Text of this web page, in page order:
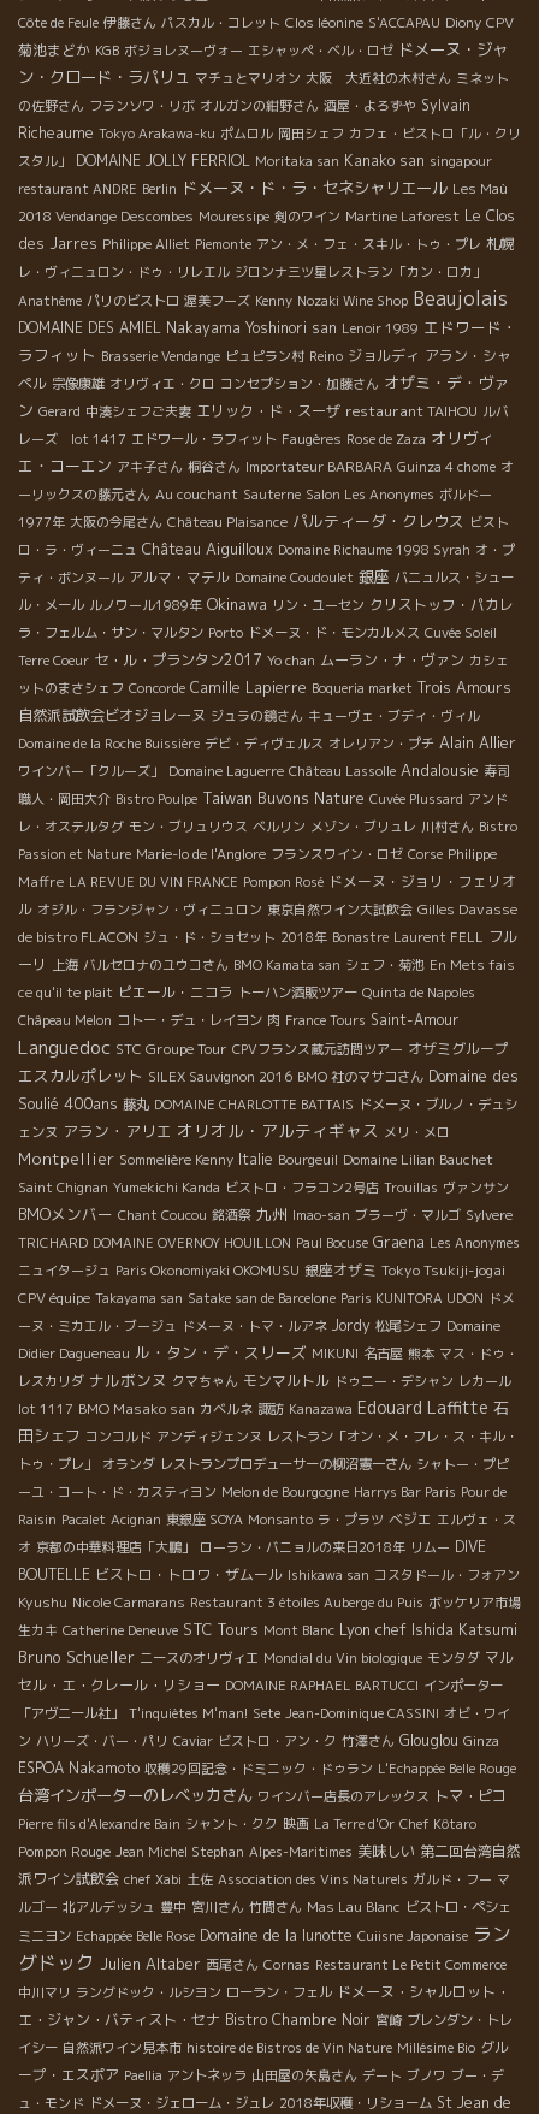
Côte de Feule 伊藤さん パスカル・コレット Clos léonine S'ACCAPAU Diony CPV
菊池まどか KGB ボジョレヌーヴォー エシャッペ・ベル・ロゼ ドメーヌ・ジャ
ン・クロード・ラパリュ マチュとマリオン 大阪 大近社の木村さん ミネット
の佐野さん フランソワ・リボ オルガンの紺野さん 酒屋・よろずや Sylvain
Richeaume Tokyo Arakawa-ku ポムロル 岡田シェフ カフェ・ビストロ「ル・クリ
スタル」
DOMAINE JOLLY FERRIOL Moritaka san Kanako san singapour
restaurant ANDRE Berlin ドメーヌ・ド・ラ・セネシャリエール Les Maù
2018 Vendange Descombes Mouressipe 剣のワイン Martine Laforest Le Clos
des Jarres Philippe Alliet Piemonte アン・メ・フェ・スキル・トゥ・プレ 札幌
レ・ヴィニュロン・ドゥ・リレエル ジロンナ三ツ星レストラン「カン・ロカ」
Anathème パリのビストロ 渥美フーズ Kenny Nozaki Wine Shop Beaujolais
DOMAINE DES AMIEL Nakayama Yoshinori san Lenoir 1989 エドワード・
ラフィット Brasserie Vendange ピュピラン村 Reino ジョルディ アラン・シャ
ペル 宗像康雄 オリヴィエ・クロ コンセプション・加藤さん オザミ・デ・ヴァ
ン Gerard 中湊シェフご夫妻 エリック・ド・スーザ restaurant TAIHOU ルバ
レーズ lot 1417 エドワール・ラフィット Faugères Rose de Zaza オリヴィ
エ・コーエン アキ子さん 桐谷さん Importateur BARBARA Guinza 4 chome オ
ーリックスの藤元さん Au couchant Sauterne Salon Les Anonymes ボルドー
1977年 大阪の今尾さん Château Plaisance パルティーダ・クレウス ビスト
ロ・ラ・ヴィーニュ Château Aiguilloux Domaine Richaume 1998 Syrah オ・プ
ティ・ボンヌール アルマ・マテル Domaine Coudoulet 銀座 バニュルス・シュー
ル・メール ルノワール1989年 Okinawa リン・ユーセン クリストッフ・パカレ
ラ・フェルム・サン・マルタン Porto ドメーヌ・ド・モンカルメス Cuvée Soleil
Terre Coeur セ・ル・プランタン2017 Yo chan ムーラン・ナ・ヴァン カシェ
ットのまさシェフ Concorde Camille Lapierre Boqueria market Trois Amours
自然派試飲会ビオジョレーヌ ジュラの鏡さん キューヴェ・ブディ・ヴィル
Domaine de la Roche Buissière デビ・ディヴェルス オレリアン・プチ Alain Allier
ワインバー「クルーズ」 Domaine Laguerre Château Lassolle Andalousie 寿司
職人・岡田大介 Bistro Poulpe Taiwan Buvons Nature Cuvée Plussard アンド
レ・オステルタグ モン・ブリュリウス ベルリン メゾン・ブリュレ 川村さん Bistro
Passion et Nature Marie-lo de l'Anglore フランスワイン・ロゼ Corse Philippe
Maffre LA REVUE DU VIN FRANCE Pompon Rosé ドメーヌ・ジョリ・フェリオ
ル オジル・フランジャン・ヴィニュロン 東京自然ワイン大試飲会 Gilles Davasse
de bistro FLACON ジュ・ド・ショセット 2018年 Bonastre Laurent FELL フル
ーリ
上海 バルセロナのユウコさん BMO Kamata san シェフ・菊池 En Mets fais
ce qu'il te plait ピエール・ニコラ トーハン酒販ツアー Quinta de Napoles
Châpeau Melon コトー・デュ・レイヨン 肉 France Tours Saint-Amour
Languedoc STC Groupe Tour CPVフランス蔵元訪問ツアー オザミグループ
エスカルポレット SILEX Sauvignon 2016 BMO 社のマサコさん Domaine des
Soulié 400ans 藤丸 DOMAINE CHARLOTTE BATTAIS ドメーヌ・ブルノ・デュシ
ェンヌ アラン・アリエ オリオル・アルティギャス メリ・メロ
Montpellier Sommelière Kenny Italie Bourgeuil Domaine Lilian Bauchet
Saint Chignan Yumekichi Kanda ビストロ・フラコン2号店 Trouillas ヴァンサン
BMOメンバー Chant Coucou 銘酒祭 九州 Imao-san ブラーヴ・マルゴ Sylvere
TRICHARD DOMAINE OVERNOY HOUILLON Paul Bocuse Graena Les Anonymes
ニュイタージュ Paris Okonomiyaki OKOMUSU 銀座オザミ Tokyo Tsukiji-jogai
CPV équipe Takayama san Satake san de Barcelone Paris KUNITORA UDON ドメ
ーヌ・ミカエル・ブージュ ドメーヌ・トマ・ルアネ Jordy 松尾シェフ Domaine
Didier Dagueneau ル・タン・デ・スリーズ MIKUNI 名古屋 熊本 マス・ドゥ・
レスカリダ ナルボンヌ クマちゃん モンマルトル ドゥニー・デシャン レカール
lot 1117 BMO Masako san カベルネ 諏訪 Kanazawa Edouard Laffitte 石
田シェフ コンコルド アンディジェンヌ レストラン「オン・メ・フレ・ス・キル・
トゥ・プレ」
オランダ レストランプロデューサーの柳沼憲一さん シャトー・プピ
ーユ・コート・ド・カスティヨン Melon de Bourgogne Harrys Bar Paris Pour de
Raisin Pacalet Acignan 東銀座 SOYA Monsanto ラ・プラツ ベジエ エルヴェ・ス
オ 京都の中華料理店「大鵬」 ローラン・バニョルの来日2018年 リムー DIVE
BOUTELLE ビストロ・トロワ・ザムール Ishikawa san コスタドール・フォアン
Kyushu Nicole Carmarans Restaurant 3 étoiles Auberge du Puis ボッケリア市場
生カキ Catherine Deneuve STC Tours Mont Blanc Lyon chef Ishida Katsumi
Bruno Schueller ニースのオリヴィエ Mondial du Vin biologique モンタダ マル
セル・エ・クレール・リショー DOMAINE RAPHAEL BARTUCCI インポーター
「アヴニール社」
T'inquiètes M'man! Sete Jean-Dominique CASSINI オビ・ワイ
ン ハリーズ・バー・パリ Caviar ビストロ・アン・ク 竹澤さん Glouglou Ginza
ESPOA Nakamoto 収穫29回記念・ドミニック・ドゥラン L'Echappée Belle Rouge
台湾インポーターのレベッカさん ワインバー店長のアレックス トマ・ピコ
Pierre fils d'Alexandre Bain シャント・クク 映画 La Terre d'Or Chef Kôtaro
Pompon Rouge Jean Michel Stephan Alpes-Maritimes 美味しい 第二回台湾自然
派ワイン試飲会 chef Xabi 土佐 Association des Vins Naturels ガルド・フー マ
ルゴー 北アルデッシュ 豊中 宮川さん 竹間さん Mas Lau Blanc ビストロ・ペシェ
ミニヨン Echappée Belle Rose Domaine de la lunotte Cuiisne Japonaise ラン
グドック
Julien Altaber 西尾さん Cornas Restaurant Le Petit Commerce
中川マリ ラングドック・ルシヨン ローラン・フェル ドメーヌ・シャルロット・
エ・ジャン・バティスト・セナ Bistro Chambre Noir 宮崎 ブレンダン・トレ
イシー 自然派ワイン見本市 histoire de Bistros de Vin Nature Millésime Bio グル
ープ・エスポア Paellia アントネッラ 山田屋の矢島さん デート ブノワ ブー・デ
ュ・モンド ドメーヌ・ジェローム・ジュレ 2018年収穫・リショーム St Jean de